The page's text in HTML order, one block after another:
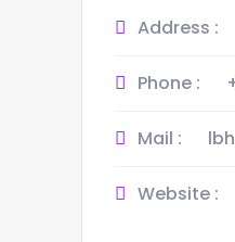
Address :
Phone :
Mail :
Website :